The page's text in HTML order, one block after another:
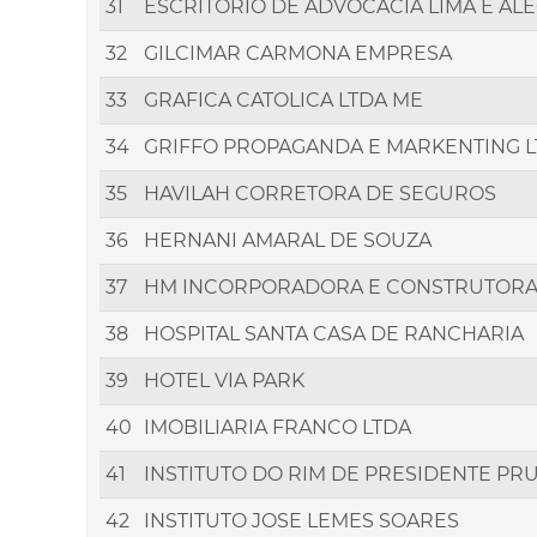
31 ESCRITORIO DE ADVOCACIA LIMA E
32 GILCIMAR CARMONA EMPRESA
33 GRAFICA CATOLICA LTDA ME
34 GRIFFO PROPAGANDA E MARKENTING
35 HAVILAH CORRETORA DE SEGUROS
36 HERNANI AMARAL DE SOUZA
37 HM INCORPORADORA E CONSTRUTORA
38 HOSPITAL SANTA CASA DE RANCHARIA
39 HOTEL VIA PARK
40 IMOBILIARIA FRANCO LTDA
41 INSTITUTO DO RIM DE PRESIDENTE
42 INSTITUTO JOSE LEMES SOARES